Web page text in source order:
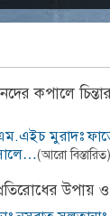
কপালে
মুরাদঃ
(আরো বিস্তারিত)
উপায় ও